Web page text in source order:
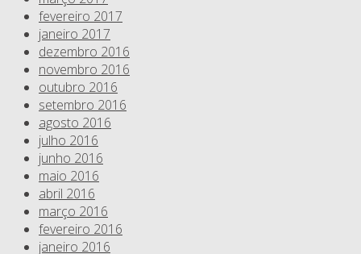
fevereiro 2017
janeiro 2017
dezembro 2016
novembro 2016
outubro 2016
setembro 2016
agosto 2016
julho 2016
junho 2016
maio 2016
abril 2016
março 2016
fevereiro 2016
janeiro 2016